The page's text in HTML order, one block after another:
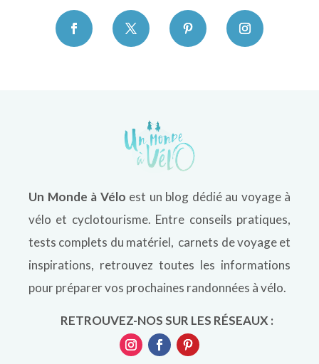
Un Monde à Vélo est un blog dédié au voyage à
vélo et cyclotourisme. Entre conseils pratiques,
tests complets du matériel, carnets de voyage et
inspirations, retrouvez toutes les informations
pour préparer vos prochaines randonnées à vélo.
RETROUVEZ-NOS SUR LES RÉSEAUX :